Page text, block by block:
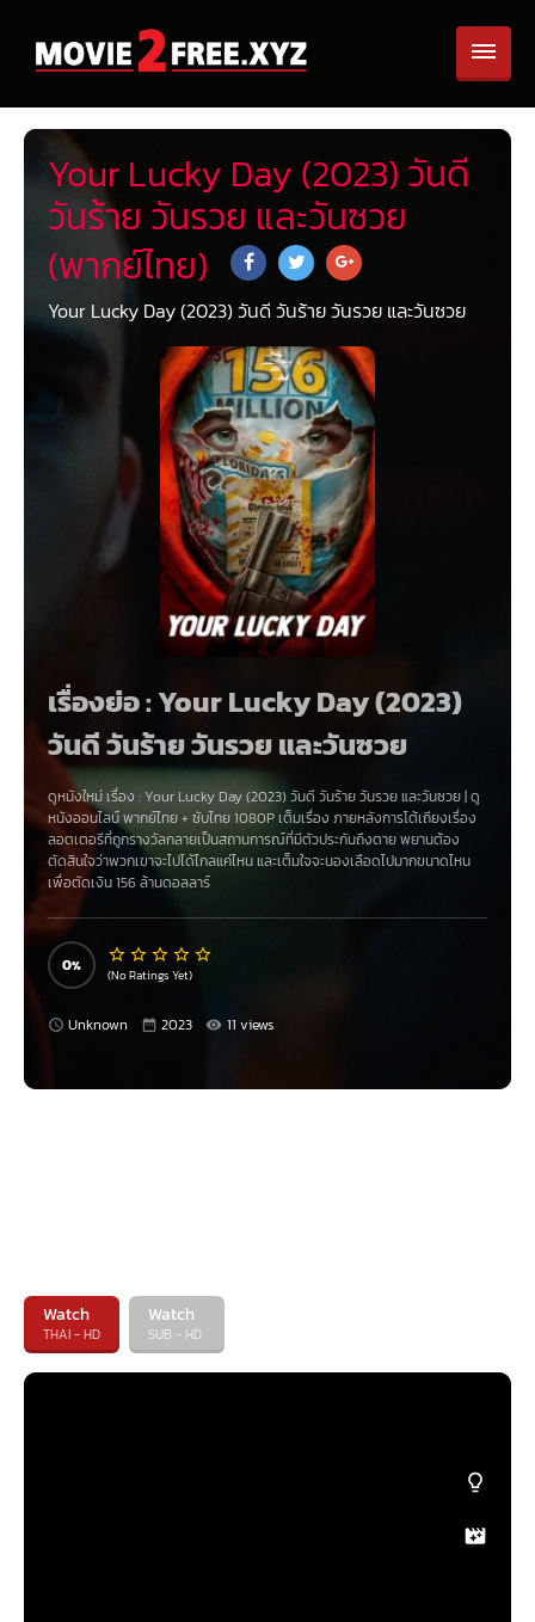
Your Lucky Day (2023) วันดี
วันร้าย วันรวย และวันซวย
(พากย์ไทย)
Your Lucky Day (2023) วันดี วันร้าย วันรวย และวันซวย
เรื่องย่อ : Your Lucky Day (2023)
วันดี วันร้าย วันรวย และวันซวย
ดูหนังใหม่ เรื่อง : Your Lucky Day (2023) วันดี วันร้าย วันรวย และวันซวย|ดู
หนังออนไลน์พากย์ไทย+ ซับไทย1080P เต็มเรื่อง ภายหลังการโต้เถียงเรื่อง
ลอตเตอรีที่ถูกรางวัลกลายเป็นสถานการณ์ที่มีตัวประกันถึงตาย พยานต้อง
ตัดสินใจว่าพวกเขาจะไปได้ไกลแค่ไหน และเต็มใจจะนองเลือดไปมากขนาดไหน
เพื่อตัดเงิน 156 ล้านดอลลาร์
0 (No Ratings Yet)
Unknown 2023 11 views
Watch
THAI - HD
Watch
SUB - HD